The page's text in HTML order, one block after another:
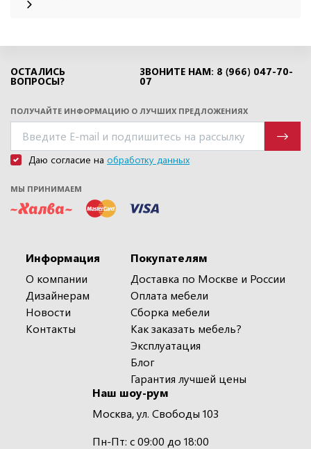
ОСТАЛИСЬ
ВОПРОСЫ?
ЗВОНИТЕ НАМ: 8 (966) 047-70-
07
ПОЛУЧАЙТЕ ИНФОРМАЦИЮ О ЛУЧШИХ ПРЕДЛОЖЕНИЯХ
Даю согласие на обработку данных
МЫ ПРИНИМАЕМ
Информация
О компании
Дизайнерам
Новости
Контакты
Покупателям
Доставка по Москве и России
Оплата мебели
Сборка мебели
Как заказать мебель?
Эксплуатация
Блог
Гарантия лучшей цены
Наш шоу-рум
Москва, ул. Свободы 103
Пн-Пт: с 09:00 до 18:00